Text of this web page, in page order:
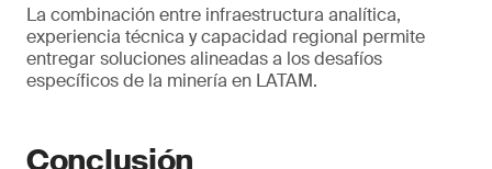
La combinación entre infraestructura analítica,
experiencia técnica y capacidad regional permite
entregar soluciones alineadas a los desafíos
específicos de la minería en LATAM.
Conclusión